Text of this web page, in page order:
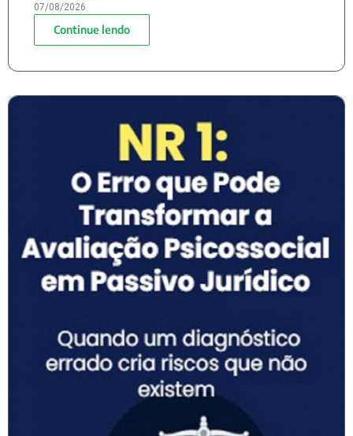
07/08/2026
Continue lendo